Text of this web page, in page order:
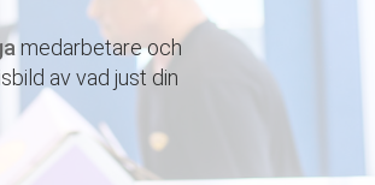
medarbetare och
av vad just din